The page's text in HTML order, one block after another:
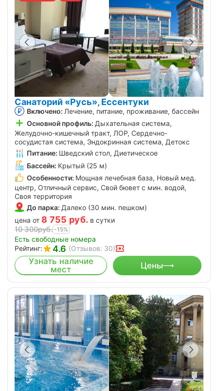
Санаторий «Русь», Ессентуки
Включено: Лечение, питание, проживание, бассейн
Основной профиль: Дыхательная система,
Желудочно-кишечный тракт, ЛОР, Сердечно-
сосудистая система, Эндокринная система, Детокс
Питание: Шведский стол, Диетическое
Бассейн: Крытый (25 м)
Особенности: Мощная лечебная база, Новый мед.
центр, Отличный сервис, Свой бювет с мин. водой,
Своя территория
До парка: Далеко (30 мин. пешком)
цена от 8 755 руб. в сутки
10 300руб. -15%
Есть свободные номера
Рейтинг:
4.6 (Отзывов: 30)
Узнать наличие
мест
Цены